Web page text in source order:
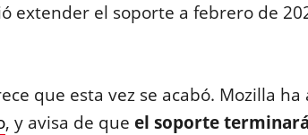
extender el soporte a febrero de
que esta vez se acabó. Mozilla
, y avisa de que el soporte